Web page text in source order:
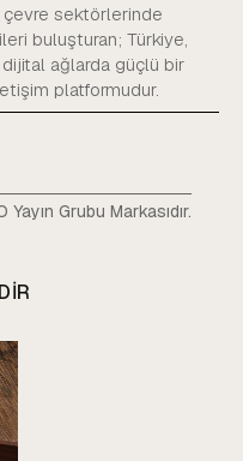
çevre sektörlerinde
buluşturan; Türkiye,
ağlarda güçlü bir
platformudur.
Grubu Markasıdır.